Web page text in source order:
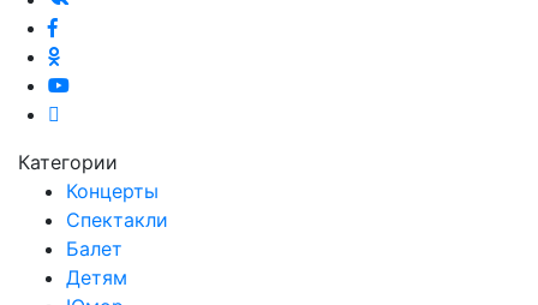
Категории
Концерты
Спектакли
Балет
Детям